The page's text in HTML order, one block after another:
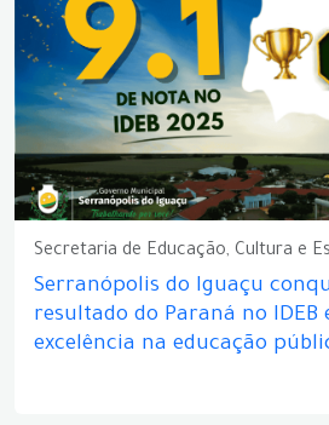
Secretaria de Educação, Cultura e
Serranópolis do Iguaçu
resultado do Paraná no IDEB
excelência na educação